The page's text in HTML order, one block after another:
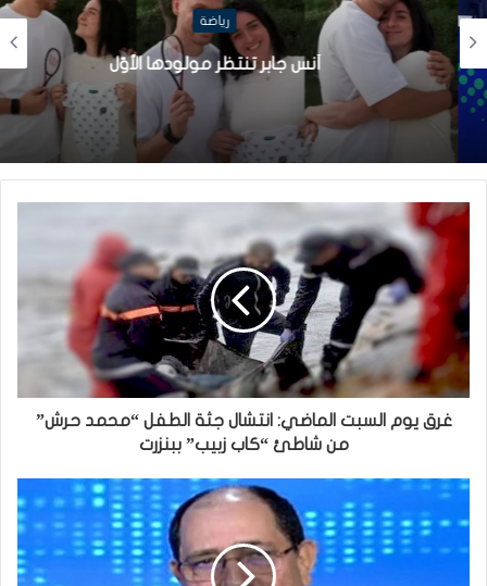
رياضة
أنس جابر تنتظر مولودها الأوّل
غرق يوم السبت الماضي: انتشال جثة الطفل “محمد حرش”
من شاطئ “كاب زبيب” ببنزرت